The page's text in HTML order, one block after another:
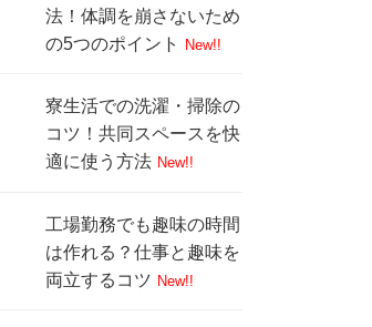
法！体調を崩さないため
の5つのポイント
New!!
寮生活での洗濯・掃除の
コツ！共同スペースを快
適に使う方法 New!!
工場勤務でも趣味の時間
は作れる？仕事と趣味を
両立するコツ New!!